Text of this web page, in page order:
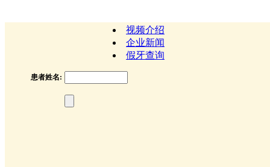
视频介绍
企业新闻
假牙查询
患者姓名: